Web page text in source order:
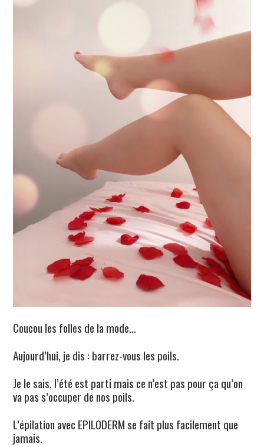
ENVIES DANS LA MODE, LE
AJOUTANT MON PETIT
GRAIN DE FOLIE ET MES
Coucou les folles de la mode…
Aujourd’hui, je dis : barrez-vous les poils.
Je le sais, l’été est parti mais ce n’est pas pour ça qu’on
va pas s’occuper de nos poils.
L’épilation avec EPILODERM se fait plus facilement que
jamais.